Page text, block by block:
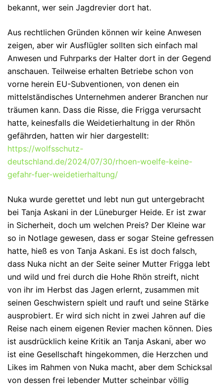
bekannt, wer sein Jagdrevier dort hat.
Aus rechtlichen Gründen können wir keine Anwesen
zeigen, aber wir Ausflügler sollten sich einfach mal
Anwesen und Fuhrparks der Halter dort in der Gegend
anschauen. Teilweise erhalten Betriebe schon von
vorne herein EU-Subventionen, von denen ein
mittelständisches Unternehmen anderer Branchen nur
träumen kann. Dass die Risse, die Frigga verursacht
hatte, keinesfalls die Weidetierhaltung in der Rhön
gefährden, hatten wir hier dargestellt:
https://wolfsschutz-
deutschland.de/2024/07/30/rhoen-woelfe-keine-
gefahr-fuer-weidetierhaltung/
Nuka wurde gerettet und lebt nun gut untergebracht
bei Tanja Askani in der Lüneburger Heide. Er ist zwar
in Sicherheit, doch um welchen Preis? Der Kleine war
so in Notlage gewesen, dass er sogar Steine gefressen
hatte, hieß es von Tanja Askani. Es ist doch falsch,
dass Nuka nicht an der Seite seiner Mutter Frigga lebt
und wild und frei durch die Hohe Rhön streift, nicht
von ihr im Herbst das Jagen erlernt, zusammen mit
seinen Geschwistern spielt und rauft und seine Stärke
ausprobiert. Er wird sich nicht in zwei Jahren auf die
Reise nach einem eigenen Revier machen können. Dies
ist ausdrücklich keine Kritik an Tanja Askani, aber wo
ist eine Gesellschaft hingekommen, die Herzchen und
Likes im Rahmen von Nuka macht, aber dem Schicksal
von dessen frei lebender Mutter scheinbar völlig